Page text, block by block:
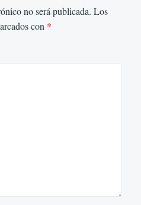
no será publicada. Los
con *